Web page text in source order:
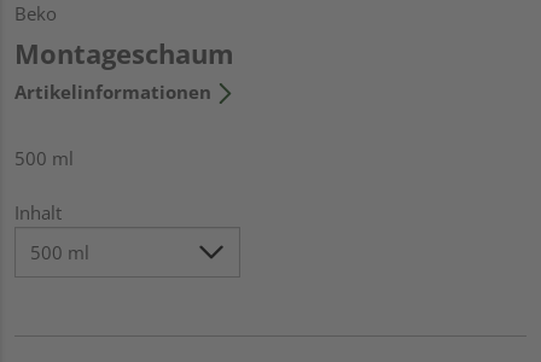
Beko
Montageschaum
Artikelinformationen
500 ml
Inhalt